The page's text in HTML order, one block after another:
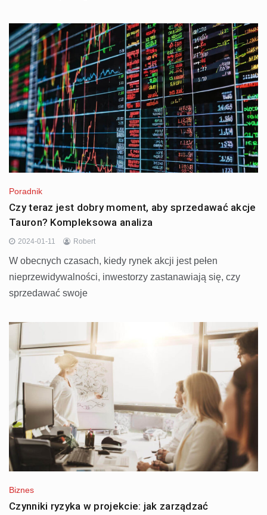
Poradnik
Czy teraz jest dobry moment, aby sprzedawać akcje
Tauron? Kompleksowa analiza
2024-01-11 Robert
W obecnych czasach, kiedy rynek akcji jest pełen
nieprzewidywalności, inwestorzy zastanawiają się, czy
sprzedawać swoje
Biznes
Czynniki ryzyka w projekcie: jak zarządzać